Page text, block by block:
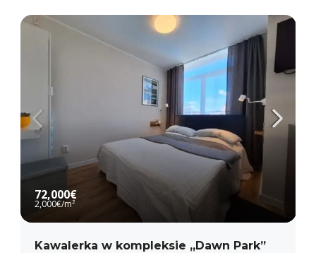
72,000€
2,000€/m²
Kawalerka w kompleksie „Dawn Park”